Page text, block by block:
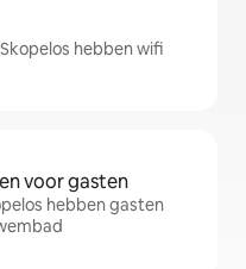
hebben wifi
voor gasten
hebben gasten